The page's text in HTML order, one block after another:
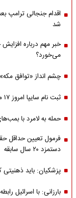
اقدام جنجالی ترامپ
شد
خبر مهم درباره
می‌خورد؟
چشم انداز «توافق
ثبت نام سایپا امروز ۱۷ مرداد ۱۴۰۵ | با ۵۰۰ میلیون کوییک S بخرید
حمله به لامرد با
فرمول تعیین حداقل
دستمزد ۲۰ سال سابقه
پزشکیان: باید
بارزانی: با اسرائیل